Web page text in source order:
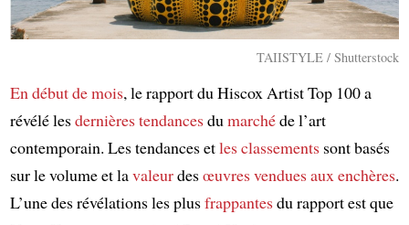
TAIISTYLE / Shutterstock
En début de mois, le rapport du Hiscox Artist Top 100 a
révélé lesdernières tendancesdu marchéde l’art
contemporain. Les tendances etles classementssont basés
sur le volume et lavaleurdesœuvresvenduesaux enchères.
L’une des révélations les plusfrappantesdu rapport est que